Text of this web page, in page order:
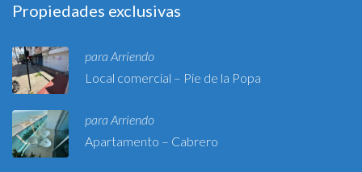
Propiedades exclusivas
para Arriendo
Local comercial – Pie de la Popa
para Arriendo
Apartamento – Cabrero